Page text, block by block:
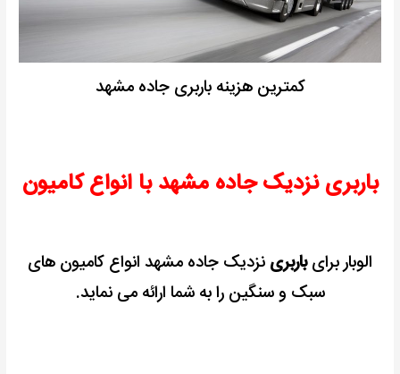
کمترین هزینه باربری جاده مشهد
باربری نزدیک جاده مشهد با انواع کامیون
الوبار برایباربری نزدیک جاده مشهد انواع کامیون های
سبک و سنگین را به شما ارائه می نماید.